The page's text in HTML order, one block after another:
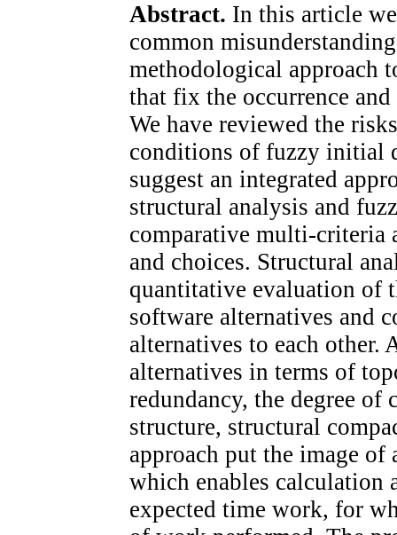
Abstract. In this article
common
methodological approach
that fix the occurrence
We have reviewed the
conditions of fuzzy initial
suggest an integrated
structural analysis and
comparative multi-criteria
and choices. Structural
quantitative evaluation of
software alternatives and
alternatives to each other.
alternatives in terms of
redundancy, the degree
structure, structural
approach put the image
which enables calculation
expected time work, for